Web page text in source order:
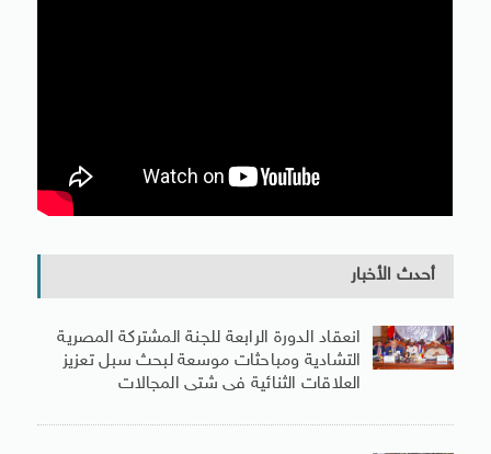
أحدث الأخبار
انعقاد الدورة الرابعة للجنة المشتركة المصرية
التشادية ومباحثات موسعة لبحث سبل تعزيز
العلاقات الثنائية فى شتى المجالات